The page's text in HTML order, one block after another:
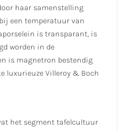
haar samenstelling
een temperatuur van
is transparant, is
worden in de
is magnetron bestendig
luxurieuze Villeroy & Boch
het segment tafelcultuur